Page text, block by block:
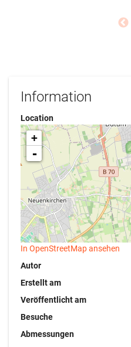
Information
Location
+
-
In OpenStreetMap ansehen
Autor
Erstellt am
Veröffentlicht am
Besuche
Abmessungen